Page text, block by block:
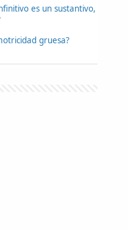
es un sustantivo,
gruesa?